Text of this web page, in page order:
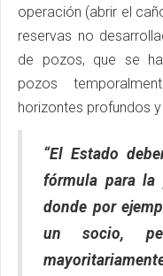
operación (abrir el
reservas no
de pozos, que se
pozos
horizontes profundos
“El Estado
fórmula para la
donde por
un socio,